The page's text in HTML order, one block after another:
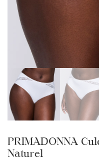
PRIMADONNA
Naturel